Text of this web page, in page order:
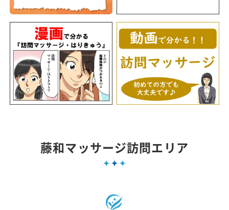
藤和マッサージ訪問エリア